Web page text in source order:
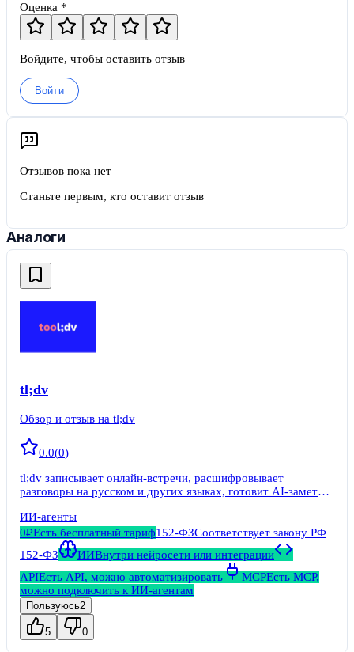
Оценка *
Войдите, чтобы оставить отзыв
Войти
Отзывов пока нет
Станьте первым, кто оставит отзыв
Аналоги
tl;dv
Обзор и отзыв на tl;dv
0.0(0)
tl;dv записывает онлайн-встречи, расшифровывает
разговоры на русском и других языках, готовит AI-заметки
ИИ-агенты
0₽Есть бесплатный тариф152-ФЗСоответствует закону РФ
152-ФЗ
ИИВнутри нейросети или интеграции
APIЕсть API, можно автоматизировать MCPЕсть MCP,
можно подключить к ИИ-агентам
Пользуюсь2
5 0